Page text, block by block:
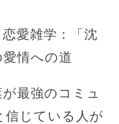
愛雑学：「沈
情への道
最強のコミュ
信じている人が